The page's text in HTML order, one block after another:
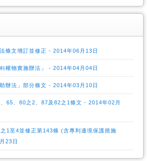
條文增訂並修正 - 2014年06月13日
權物實施辦法」 - 2014年04月04日
辦法」部分條文 - 2014年03月10日
65、80之2、87及82之1條文 - 2014年02月
1至4並修正第143條 (含專利邊境保護措施
23日